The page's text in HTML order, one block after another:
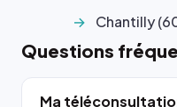
Chantilly
Questions
Ma